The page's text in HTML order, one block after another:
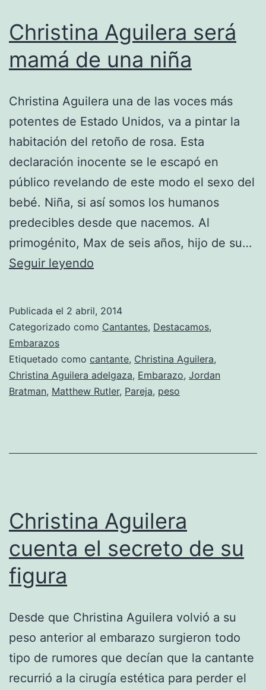
Christina Aguilera será
mamá de una niña
Christina Aguilera una de las voces más
potentes de Estado Unidos, va a pintar la
habitación del retoño de rosa. Esta
declaración inocente se le escapó en
público revelando de este modo el sexo del
bebé. Niña, si así somos los humanos
predecibles desde que nacemos. Al
primogénito, Max de seis años, hijo de su…
Seguir leyendo
mamá
una
niña
Publicada el 2 abril, 2014
Categorizado como Cantantes, Destacamos,
Embarazos
Etiquetado como cantante, Christina Aguilera,
Christina Aguilera adelgaza, Embarazo, Jordan
Bratman, Matthew Rutler, Pareja, peso
Christina Aguilera
cuenta el secreto de su
figura
Desde que Christina Aguilera volvió a su
peso anterior al embarazo surgieron todo
tipo de rumores que decían que la cantante
recurrió a la cirugía estética para perder el